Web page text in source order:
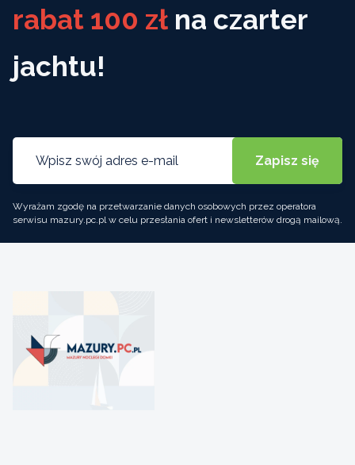
rabat 100 zł na czarter
jachtu!
Wyrażam zgodę na przetwarzanie danych osobowych przez operatora
serwisu mazury.pc.pl w celu przesłania ofert i newsletterów drogą mailową.